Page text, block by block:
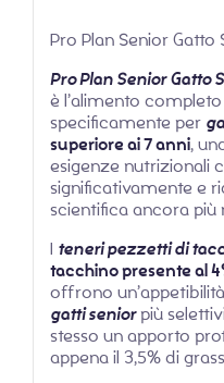
Pro Plan Senior Gatto
Pro Plan Senior Gatto
è l’alimento completo
specificamente per
superiore ai 7 anni,
esigenze nutrizionali
significativamente e
scientifica ancora più
I teneri pezzetti di
tacchino presente al
offrono
gatti seniorpiù
stesso un apporto
appena il 3,5% di